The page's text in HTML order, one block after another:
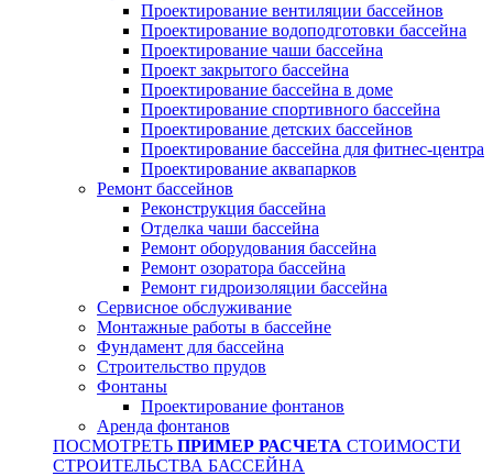
Проектирование вентиляции бассейнов
Проектирование водоподготовки бассейна
Проектирование чаши бассейна
Проект закрытого бассейна
Проектирование бассейна в доме
Проектирование спортивного бассейна
Проектирование детских бассейнов
Проектирование бассейна для фитнес-центра
Проектирование аквапарков
Ремонт бассейнов
Реконструкция бассейна
Отделка чаши бассейна
Ремонт оборудования бассейна
Ремонт озоратора бассейна
Ремонт гидроизоляции бассейна
Сервисное обслуживание
Монтажные работы в бассейне
Фундамент для бассейна
Строительство прудов
Фонтаны
Проектирование фонтанов
Аренда фонтанов
ПОСМОТРЕТЬ ПРИМЕР РАСЧЕТА СТОИМОСТИ
СТРОИТЕЛЬСТВА БАССЕЙНА